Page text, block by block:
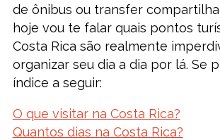
de ônibus ou transfer
hoje vou te falar quais pontos
Costa Rica são realmente
organizar seu dia a dia por lá. Se
índice a seguir:
O que visitar na Costa Rica?
Quantos dias na Costa Rica?